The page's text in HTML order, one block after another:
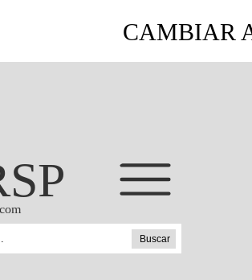
CAMBIAR
Buscar